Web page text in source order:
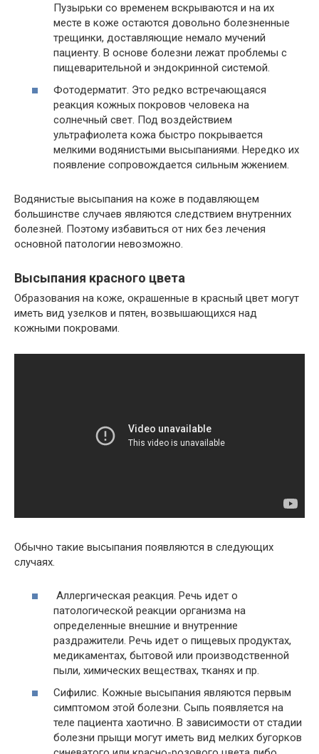
Пузырьки со временем вскрываются и на их
месте в коже остаются довольно болезненные
трещинки, доставляющие немало мучений
пациенту. В основе болезни лежат проблемы с
пищеварительной и эндокринной системой.
Фотодерматит. Это редко встречающаяся
реакция кожных покровов человека на
солнечный свет. Под воздействием
ультрафиолета кожа быстро покрывается
мелкими водянистыми высыпаниями. Нередко их
появление сопровождается сильным жжением.
Водянистые высыпания на коже в подавляющем
большинстве случаев являются следствием внутренних
болезней. Поэтому избавиться от них без лечения
основной патологии невозможно.
Высыпания красного цвета
Образования на коже, окрашенные в красный цвет могут
иметь вид узелков и пятен, возвышающихся над
кожными покровами.
Обычно такие высыпания появляются в следующих
случаях.
Аллергическая реакция. Речь идет о
патологической реакции организма на
определенные внешние и внутренние
раздражители. Речь идет о пищевых продуктах,
медикаментах, бытовой или производственной
пыли, химических веществах, тканях и пр.
Сифилис. Кожные высыпания являются первым
симптомом этой болезни. Сыпь появляется на
теле пациента хаотично. В зависимости от стадии
болезни прыщи могут иметь вид мелких бугорков